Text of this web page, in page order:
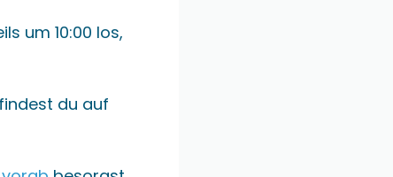
um 10:00 los,
du auf